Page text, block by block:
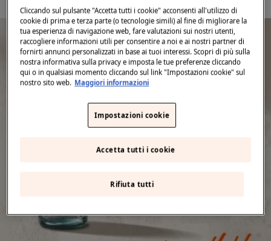
NEI MIGLIORI RISTORANTI
SOSTENIBILITÀ
BLOG
FAQ
ACQUA A DOMICILIO
CONTATTACI
Middle East (Arabic)
Middle East(English)
United States (English)
Indietro
Cliccando sul pulsante "Accetta tutti i cookie" acconsenti all'utilizzo di
cookie di prima e terza parte (o tecnologie simili) al fine di migliorare la
tua esperienza di navigazione web, fare valutazioni sui nostri utenti,
raccogliere informazioni utili per consentire a noi e ai nostri partner di
fornirti annunci personalizzati in base ai tuoi interessi. Scopri di più sulla
nostra informativa sulla privacy e imposta le tue preferenze cliccando
qui o in qualsiasi momento cliccando sul link "Impostazioni cookie" sul
nostro sito web. Maggiori informazioni
Impostazioni cookie
Rifiuta tutti
Accetta tutti i cookie